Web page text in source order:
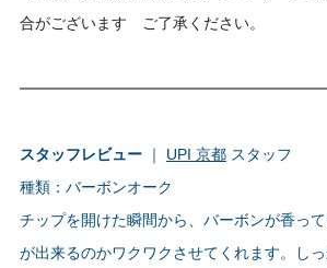
合がございます ご了承ください。
スタッフレビュー ｜ UPI 京都 スタッフ
種類：バーボンオーク
チップを開けた瞬間から、バーボンが香っ
が出来るのかワクワクさせてくれます。しっ